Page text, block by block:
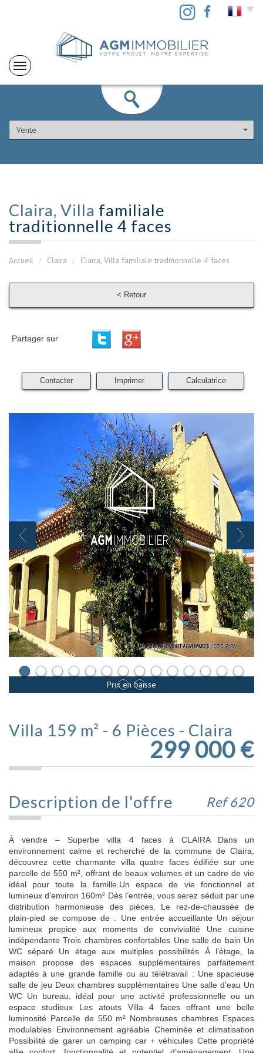
Vente
Claira, Villa familiale
traditionnelle 4 faces
Accueil Claira Claira, Villa familiale traditionnelle 4 faces
< Retour
Partager sur
Contacter Imprimer Calculatrice
Prix en baisse
Villa 159 m² - 6 Pièces - Claira
299 000€
Description de l'offre Ref 620
À vendre – Superbe villa 4 faces à CLAIRA Dans un
environnement calme et recherché de la commune de Claira,
découvrez cette charmante villa quatre faces édifiée sur une
parcelle de 550 m², offrant de beaux volumes et un cadre de vie
idéal pour toute la famille.Un espace de vie fonctionnel et
lumineux d'environ 160m² Dès l’entrée, vous serez séduit par une
distribution harmonieuse des pièces. Le rez-de-chaussée de
plain-pied se compose de : Une entrée accueillante Un séjour
lumineux propice aux moments de convivialité Une cuisine
indépendante Trois chambres confortables Une salle de bain Un
WC séparé Un étage aux multiples possibilités À l’étage, la
maison propose des espaces supplémentaires parfaitement
adaptés à une grande famille ou au télétravail : Une spacieuse
salle de jeu Deux chambres supplémentaires Une salle d’eau Un
WC Un bureau, idéal pour une activité professionnelle ou un
espace studieux Les atouts Villa 4 faces offrant une belle
luminosité Parcelle de 550 m² Nombreuses chambres Espaces
modulables Environnement agréable Cheminée et climatisation
Possibilité de garer un camping car + véhicules Cette propriété